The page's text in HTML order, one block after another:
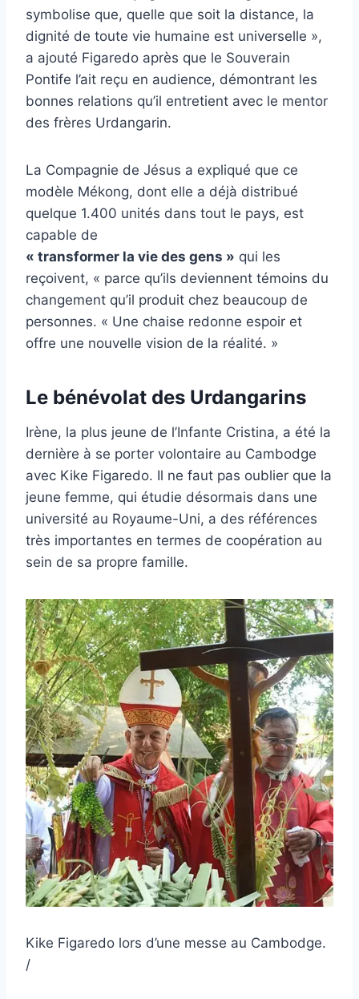
symbolise que, quelle que soit la distance, la
dignité de toute vie humaine est universelle »,
a ajouté Figaredo après que le Souverain
Pontife l’ait reçu en audience, démontrant les
bonnes relations qu’il entretient avec le mentor
des frères Urdangarin.
La Compagnie de Jésus a expliqué que ce
modèle Mékong, dont elle a déjà distribué
quelque 1.400 unités dans tout le pays, est
capable de
« transformer la vie des gens » qui les
reçoivent, « parce qu’ils deviennent témoins du
changement qu’il produit chez beaucoup de
personnes. « Une chaise redonne espoir et
offre une nouvelle vision de la réalité. »
Le bénévolat des Urdangarins
Irène, la plus jeune de l’Infante Cristina, a été la
dernière à se porter volontaire au Cambodge
avec Kike Figaredo. Il ne faut pas oublier que la
jeune femme, qui étudie désormais dans une
université au Royaume-Uni, a des références
très importantes en termes de coopération au
sein de sa propre famille.
Kike Figaredo lors d’une messe au Cambodge.
/